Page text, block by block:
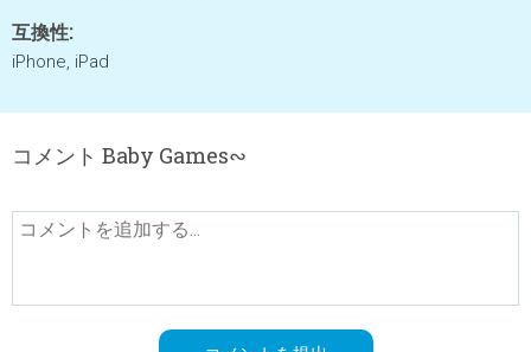
互換性:
iPhone, iPad
コメント Baby Games∾